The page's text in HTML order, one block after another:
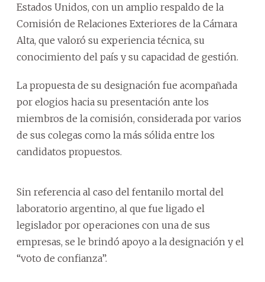
Estados Unidos, con un amplio respaldo de la
Comisión de Relaciones Exteriores de la Cámara
Alta, que valoró su experiencia técnica, su
conocimiento del país y su capacidad de gestión.
La propuesta de su designación fue acompañada
por elogios hacia su presentación ante los
miembros de la comisión, considerada por varios
de sus colegas como la más sólida entre los
candidatos propuestos.
Sin referencia al caso del fentanilo mortal del
laboratorio argentino, al que fue ligado el
legislador por operaciones con una de sus
empresas, se le brindó apoyo a la designación y el
“voto de confianza”.